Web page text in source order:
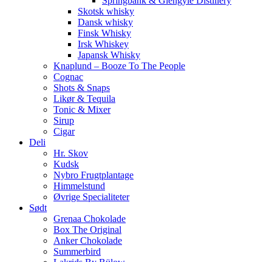
Skotsk whisky
Dansk whisky
Finsk Whisky
Irsk Whiskey
Japansk Whisky
Knaplund – Booze To The People
Cognac
Shots & Snaps
Likør & Tequila
Tonic & Mixer
Sirup
Cigar
Deli
Hr. Skov
Kudsk
Nybro Frugtplantage
Himmelstund
Øvrige Specialiteter
Sødt
Grenaa Chokolade
Box The Original
Anker Chokolade
Summerbird